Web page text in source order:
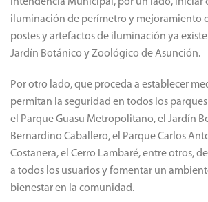
iluminación de perímetro y mejoramiento
postes y artefactos de iluminación ya
Jardín Botánico y Zoológico de Asunción.
Por otro lado, que proceda a establecer
permitan la seguridad en todos los
el Parque Guasu Metropolitano, el Jardín
Bernardino Caballero, el Parque Carlos
Costanera, el Cerro Lambaré, entre otros,
a todos los usuarios y fomentar un
bienestar en la comunidad.